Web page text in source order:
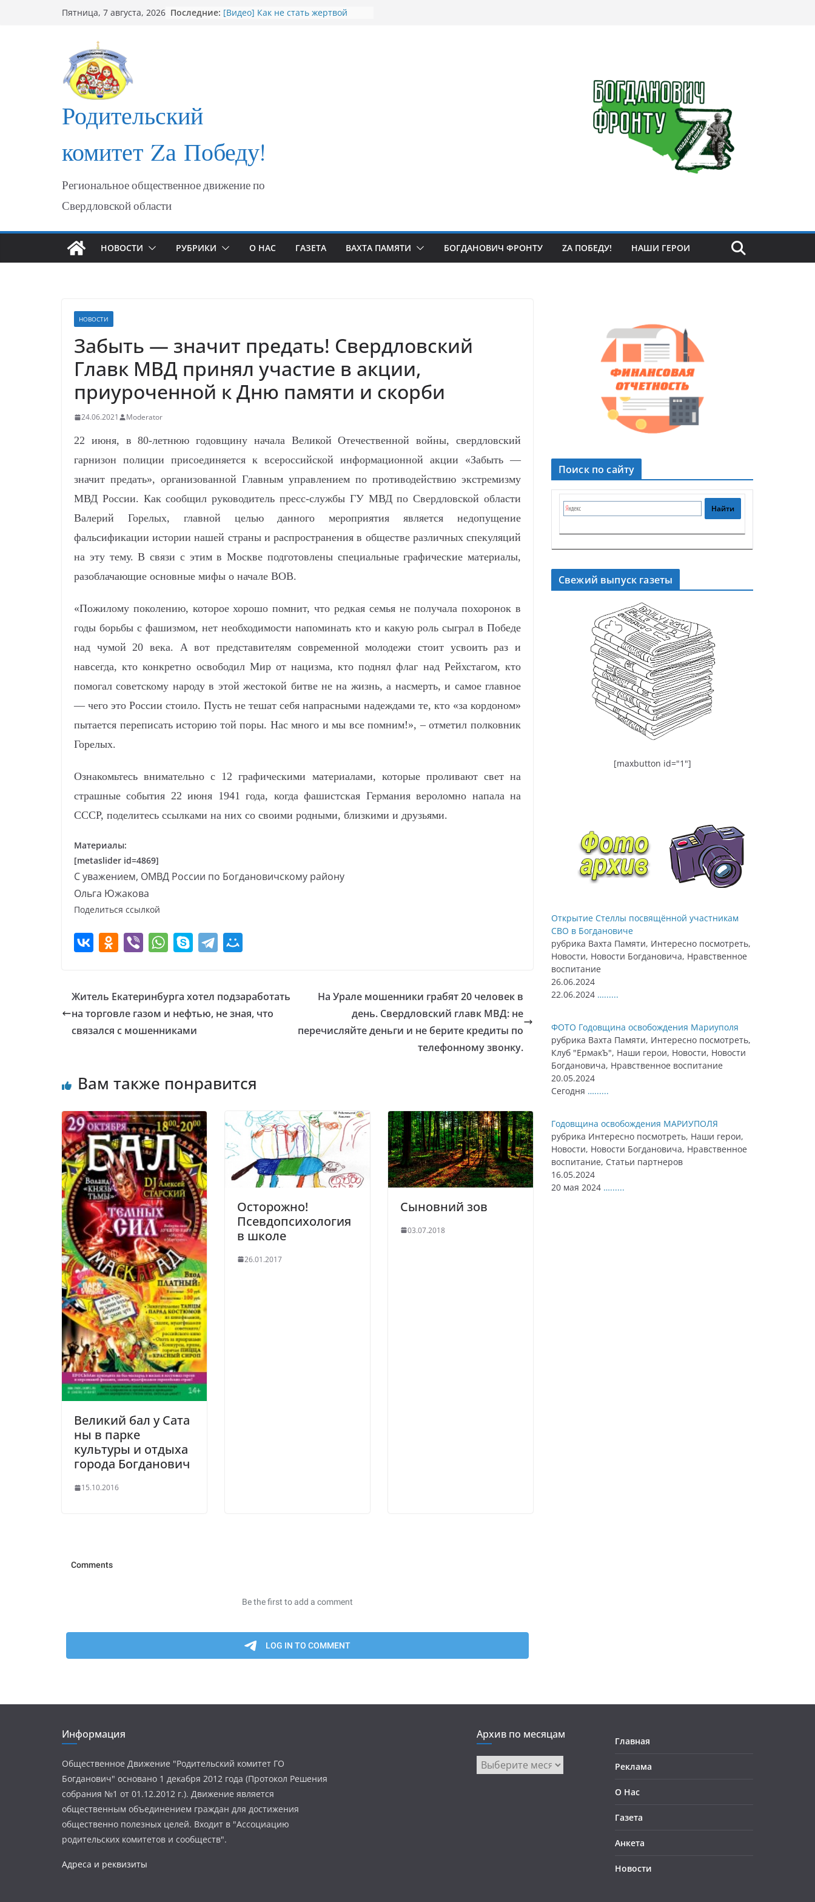
Пятница, 7 августа, 2026 Последние: [Видео] Как не стать жертвой
Родительский
комитет Zа Победу!
Региональное общественное движение по
Свердловской области
НОВОСТИ РУБРИКИ О НАС ГАЗЕТА ВАХТА ПАМЯТИ БОГДАНОВИЧ ФРОНТУ ZА ПОБЕДУ! НАШИ ГЕРОИ
НОВОСТИ
Забыть — значит предать! Свердловский
Главк МВД принял участие в акции,
приуроченной к Дню памяти и скорби
24.06.2021 Moderator
22 июня, в 80-летнюю годовщину начала Великой Отечественной войны, свердловский
гарнизон полиции присоединяется к всероссийской информационной акции «Забыть —
значит предать», организованной Главным управлением по противодействию экстремизму
МВД России. Как сообщил руководитель пресс-службы ГУ МВД по Свердловской области
Валерий Горелых, главной целью данного мероприятия является недопущение
фальсификации истории нашей страны и распространения в обществе различных спекуляций
на эту тему. В связи с этим в Москве подготовлены специальные графические материалы,
разоблачающие основные мифы о начале ВОВ.
«Пожилому поколению, которое хорошо помнит, что редкая семья не получала похоронок в
годы борьбы с фашизмом, нет необходимости напоминать кто и какую роль сыграл в Победе
над чумой 20 века. А вот представителям современной молодежи стоит усвоить раз и
навсегда, кто конкретно освободил Мир от нацизма, кто поднял флаг над Рейхстагом, кто
помогал советскому народу в этой жестокой битве не на жизнь, а насмерть, и самое главное
— чего это России стоило. Пусть не тешат себя напрасными надеждами те, кто «за кордоном»
пытается переписать историю той поры. Нас много и мы все помним!», – отметил полковник
Горелых.
Ознакомьтесь внимательно с 12 графическими материалами, которые проливают свет на
страшные события 22 июня 1941 года, когда фашистская Германия вероломно напала на
СССР, поделитесь ссылками на них со своими родными, близкими и друзьями.
Материалы:
[metaslider id=4869]
С уважением, ОМВД России по Богдановичскому району
Ольга Южакова
Поделиться ссылкой
Житель Екатеринбурга хотел подзаработать
на торговле газом и нефтью, не зная, что
связался с мошенниками
На Урале мошенники грабят 20 человек в
день. Свердловский главк МВД: не
перечисляйте деньги и не берите кредиты по
телефонному звонку.
Вам также понравится
Великий бал у Сата
ны в парке
культуры и отдыха
города Богданович
15.10.2016
Осторожно!
Псевдопсихология
в школе
26.01.2017
Сыновний зов
03.07.2018
Поиск по сайту
Свежий выпуск газеты
[maxbutton id="1"]
Открытие Стеллы посвящённой участникам
СВО в Богдановиче
рубрика Вахта Памяти, Интересно посмотреть,
Новости, Новости Богдановича, Нравственное
воспитание
26.06.2024
22.06.2024 …......
ФОТО Годовщина освобождения Мариуполя
рубрика Вахта Памяти, Интересно посмотреть,
Клуб "ЕрмакЪ", Наши герои, Новости, Новости
Богдановича, Нравственное воспитание
20.05.2024
Сегодня …......
Годовщина освобождения МАРИУПОЛЯ
рубрика Интересно посмотреть, Наши герои,
Новости, Новости Богдановича, Нравственное
воспитание, Статьи партнеров
16.05.2024
20 мая 2024 …......
Информация
Общественное Движение "Родительский комитет ГО
Богданович" основано 1 декабря 2012 года (Протокол Решения
собрания №1 от 01.12.2012 г.). Движение является
общественным объединением граждан для достижения
общественно полезных целей. Входит в "Ассоциацию
родительских комитетов и сообществ".
Адреса и реквизиты
Архив по месяцам
Архив
по
Главная
Реклама
О Нас
Газета
Анкета
Новости